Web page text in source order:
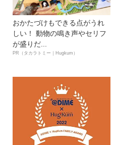
おかたづけもできる点がうれ
しい！ 動物の鳴き声やセリフ
が盛りだ...
PR（タカラトミー｜Hugkum）